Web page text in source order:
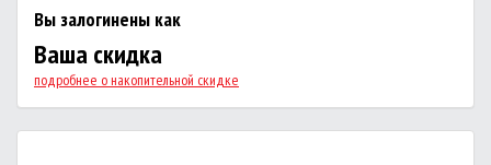
Вы залогинены как
Ваша скидка
подробнее о накопительной скидке